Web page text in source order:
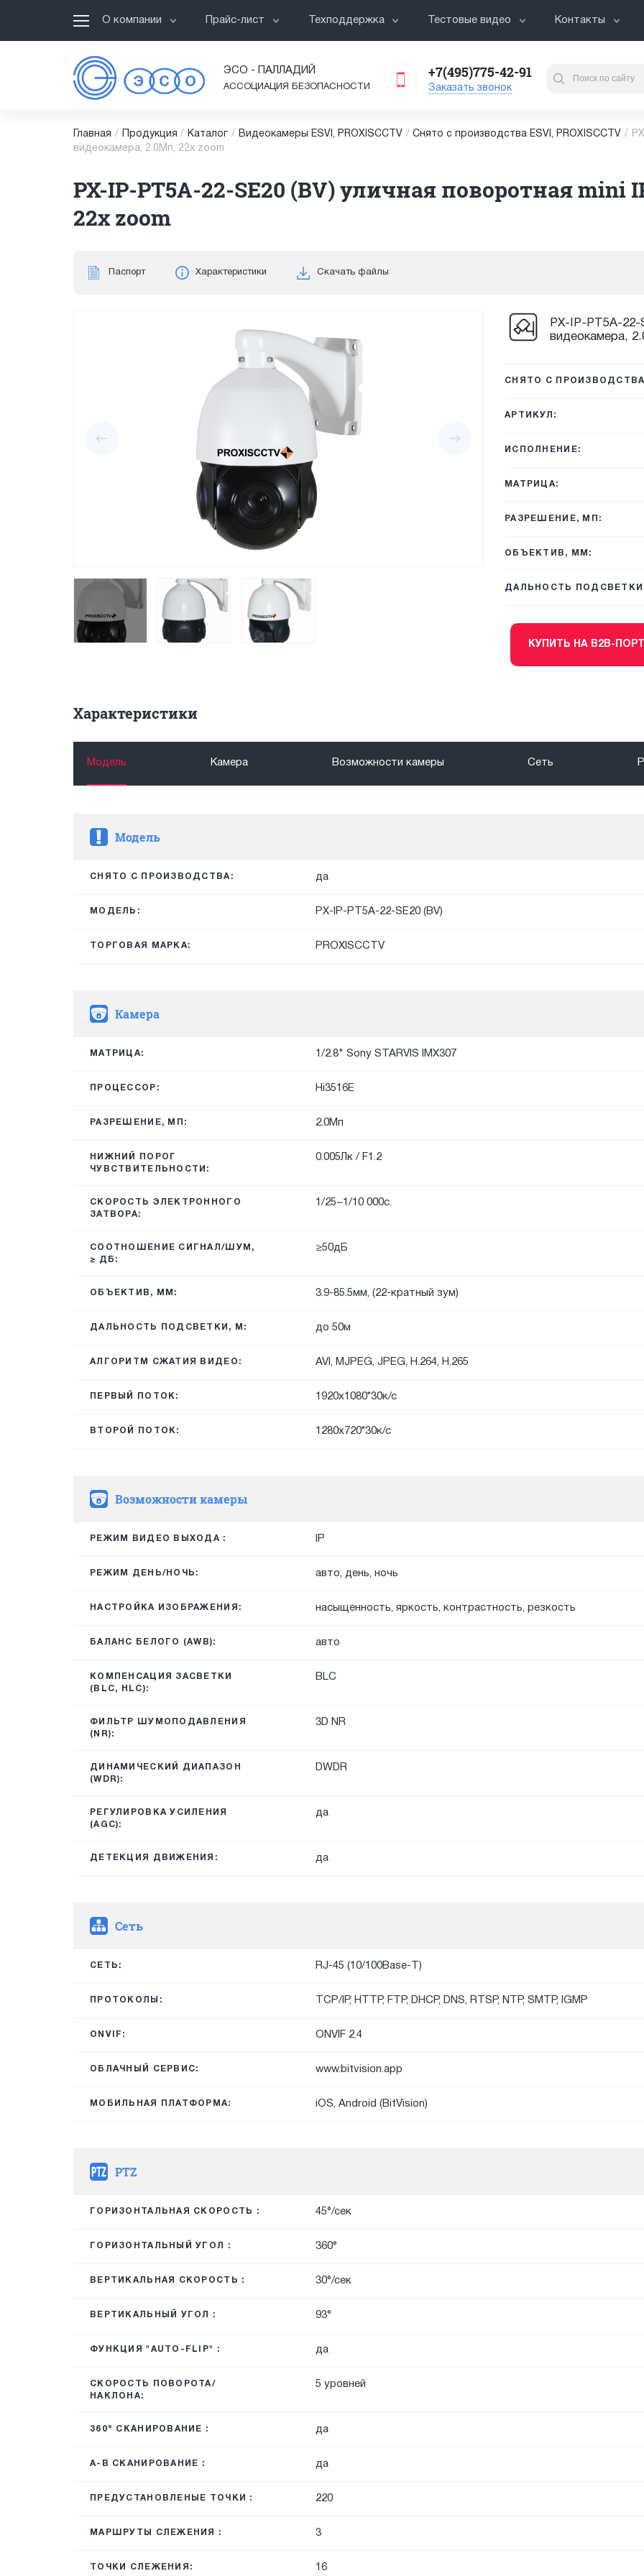
О компании Прайс-лист Техподдержка Тестовые видео Контакты
ЭСО - ПАЛЛАДИЙ
АССОЦИАЦИЯ БЕЗОПАСНОСТИ
+7(495)775-42-91
Заказать звонок
Главная / Продукция / Каталог / Видеокамеры ESVI, PROXISCCTV / Снято с производства ESVI, PROXISCCTV /
видеокамера, 2.0Мп, 22x zoom
PX-IP-PT5A-22-SE20 (BV) уличная поворотная mini
22x zoom
Паспорт Характеристики Скачать файлы
PX-IP-PT5A-22-
видеокамера,
СНЯТО С
АРТИКУЛ:
ИСПОЛНЕНИЕ:
МАТРИЦА:
РАЗРЕШЕНИЕ, МП:
ОБЪЕКТИВ, ММ:
ДАЛЬНОСТЬ
КУПИТЬ НА B2B-
Характеристики
Модель Камера Возможности камеры Сеть
Модель
СНЯТО С ПРОИЗВОДСТВА: да
МОДЕЛЬ: PX-IP-PT5A-22-SE20 (BV)
ТОРГОВАЯ МАРКА: PROXISCCTV
Камера
МАТРИЦА: 1/2.8" Sony STARVIS IMX307
ПРОЦЕССОР: Hi3516E
РАЗРЕШЕНИЕ, МП: 2.0Мп
НИЖНИЙ ПОРОГ
ЧУВСТВИТЕЛЬНОСТИ:
0.005Лк / F1.2
СКОРОСТЬ ЭЛЕКТРОННОГО
ЗАТВОРА:
1/25~1/10 000с.
СООТНОШЕНИЕ СИГНАЛ/ШУМ,
≥ ДБ:
≥50дБ
ОБЪЕКТИВ, ММ: 3.9-85.5мм, (22-кратный зум)
ДАЛЬНОСТЬ ПОДСВЕТКИ, М: до 50м
АЛГОРИТМ СЖАТИЯ ВИДЕО: AVI, MJPEG, JPEG, H.264, H.265
ПЕРВЫЙ ПОТОК: 1920х1080*30к/с
ВТОРОЙ ПОТОК: 1280х720*30к/с
Возможности камеры
РЕЖИМ ВИДЕО ВЫХОДА : IP
РЕЖИМ ДЕНЬ/НОЧЬ: авто, день, ночь
НАСТРОЙКА ИЗОБРАЖЕНИЯ: насыщенность, яркость, контрастность, резкость
БАЛАНС БЕЛОГО (AWB): авто
КОМПЕНСАЦИЯ ЗАСВЕТКИ
(BLC, HLC):
BLC
ФИЛЬТР ШУМОПОДАВЛЕНИЯ
(NR):
3D NR
ДИНАМИЧЕСКИЙ ДИАПАЗОН
(WDR):
DWDR
РЕГУЛИРОВКА УСИЛЕНИЯ
(AGC):
да
ДЕТЕКЦИЯ ДВИЖЕНИЯ: да
Сеть
СЕТЬ: RJ-45 (10/100Base-T)
ПРОТОКОЛЫ: TCP/IP, HTTP, FTP, DHCP, DNS, RTSP, NTP, SMTP, IGMP
ONVIF: ONVIF 2.4
ОБЛАЧНЫЙ СЕРВИС: www.bitvision.app
МОБИЛЬНАЯ ПЛАТФОРМА: iOS, Android (BitVision)
PTZ
ГОРИЗОНТАЛЬНАЯ СКОРОСТЬ : 45°/сек
ГОРИЗОНТАЛЬНЫЙ УГОЛ : 360°
ВЕРТИКАЛЬНАЯ СКОРОСТЬ : 30°/сек
ВЕРТИКАЛЬНЫЙ УГОЛ : 93°
ФУНКЦИЯ "AUTO-FLIP" : да
СКОРОСТЬ ПОВОРОТА/
НАКЛОНА:
5 уровней
360° СКАНИРОВАНИЕ : да
A-B СКАНИРОВАНИЕ : да
ПРЕДУСТАНОВЛЕНЫЕ ТОЧКИ : 220
МАРШРУТЫ СЛЕЖЕНИЯ : 3
ТОЧКИ СЛЕЖЕНИЯ: 16